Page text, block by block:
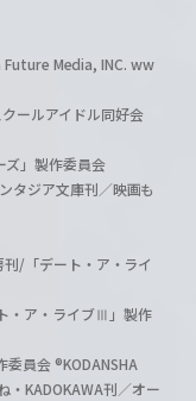
Media, INC. ww
ールアイドル同好会
ズ」製作委員会
タジア文庫刊／映画も
/「デート・ア・ライ
・ア・ライブⅢ」製作
員会 ®KODANSHA
KADOKAWA刊／オー